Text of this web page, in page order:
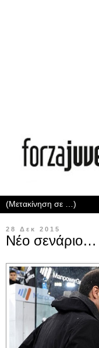
28 Δεκ 2015
Νέο σενάριο…